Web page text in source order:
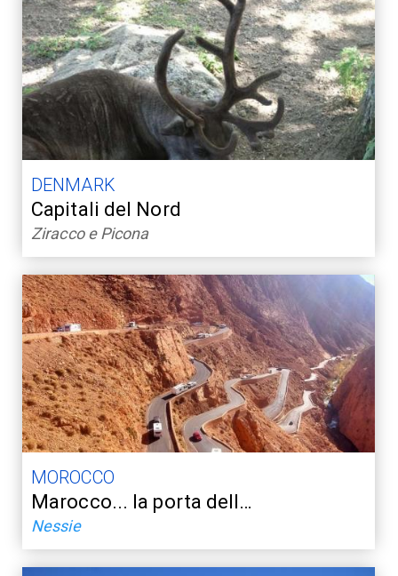
DENMARK
Capitali del Nord
Ziracco e Picona
MOROCCO
Marocco... la porta dell…
Nessie